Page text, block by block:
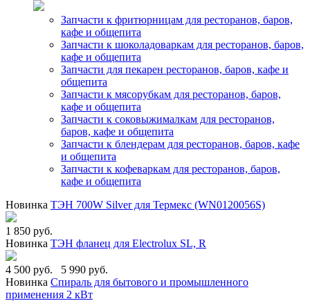
Запчасти к фритюрницам для ресторанов, баров,
кафе и общепита
Запчасти к шоколадоваркам для ресторанов, баров,
кафе и общепита
Запчасти для пекарен ресторанов, баров, кафе и
общепита
Запчасти к мясорубкам для ресторанов, баров,
кафе и общепита
Запчасти к соковыжималкам для ресторанов,
баров, кафе и общепита
Запчасти к блендерам для ресторанов, баров, кафе
и общепита
Запчасти к кофеваркам для ресторанов, баров,
кафе и общепита
Новинка ТЭН 700W Silver для Термекс (WN0120056S)
1 850 руб.
Новинка ТЭН фланец для Electrolux SL, R
4 500 руб.
5 990 руб.
Новинка Спираль для бытового и промышленного
применения 2 кВт